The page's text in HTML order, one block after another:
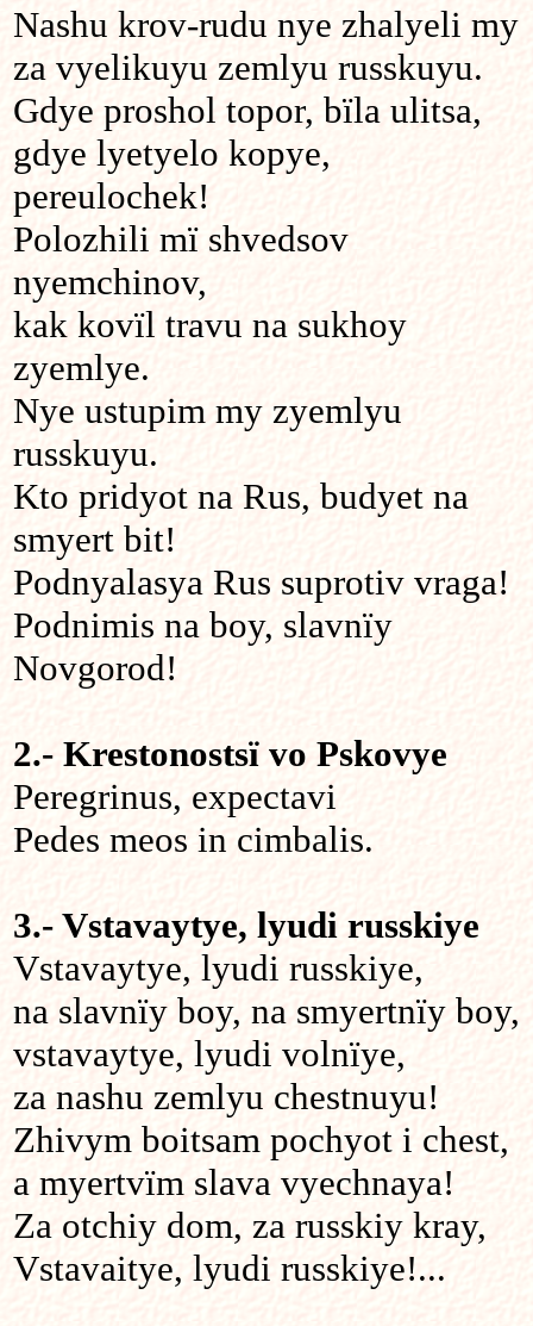
Nashu krov-rudu nye zhalyeli my
za vyelikuyu zemlyu russkuyu.
Gdye proshol topor, bïla ulitsa,
gdye lyetyelo kopye,
pereulochek!
Polozhili mï shvedsov
nyemchinov,
kak kovïl travu na sukhoy
zyemlye.
Nye ustupim my zyemlyu
russkuyu.
Kto pridyot na Rus, budyet na
smyert bit!
Podnyalasya Rus suprotiv vraga!
Podnimis na boy, slavnïy
Novgorod!
2.- Krestonostsï vo Pskovye
Peregrinus, expectavi
Pedes meos in cimbalis.
3.- Vstavaytye, lyudi russkiye
Vstavaytye, lyudi russkiye,
na slavnïy boy, na smyertnïy boy,
vstavaytye, lyudi volnïye,
za nashu zemlyu chestnuyu!
Zhivym boitsam pochyot i chest,
a myertvïm slava vyechnaya!
Za otchiy dom, za russkiy kray,
Vstavaitye, lyudi russkiye!...